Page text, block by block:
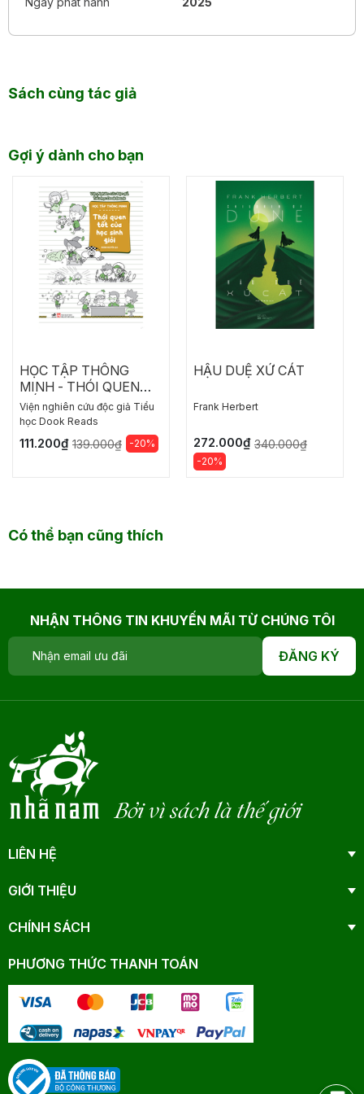
Sách cùng tác giả
Gợi ý dành cho bạn
HỌC TẬP THÔNG
MINH - THÓI QUEN
TỐT CỦA HỌC SINH
GIỎI
Viện nghiên cứu độc giả Tiểu
học Dook Reads
111.200₫ 139.000₫ -20%
HẬU DUỆ XỨ CÁT
Frank Herbert
272.000₫ 340.000₫
-20%
Có thể bạn cũng thích
NHẬN THÔNG TIN KHUYẾN MÃI TỪ CHÚNG TÔI
ĐĂNG KÝ
Bởi vì sách là thế giới
LIÊN HỆ
GIỚI THIỆU
CHÍNH SÁCH
PHƯƠNG THỨC THANH TOÁN